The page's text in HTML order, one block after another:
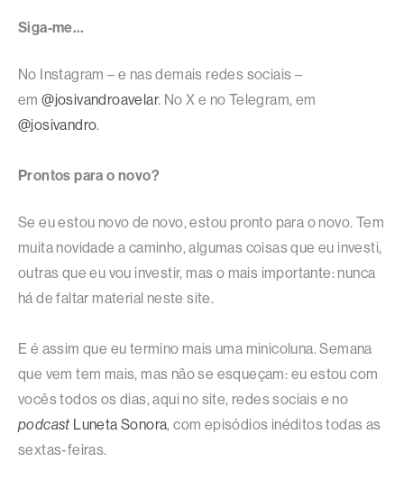
Siga-me…
No Instagram – e nas demais redes sociais –
em@josivandroavelar. No X e no Telegram, em
@josivandro.
Prontos para o novo?
Se eu estou novo de novo, estou pronto para o novo. Tem
muita novidade a caminho, algumas coisas que eu investi,
outras que eu vou investir, mas o mais importante: nunca
há de faltar material neste site.
E é assim que eu termino mais uma minicoluna. Semana
que vem tem mais, mas não se esqueçam: eu estou com
vocês todos os dias, aqui no site, redes sociais e no
podcast Luneta Sonora, com episódios inéditos todas as
sextas-feiras.